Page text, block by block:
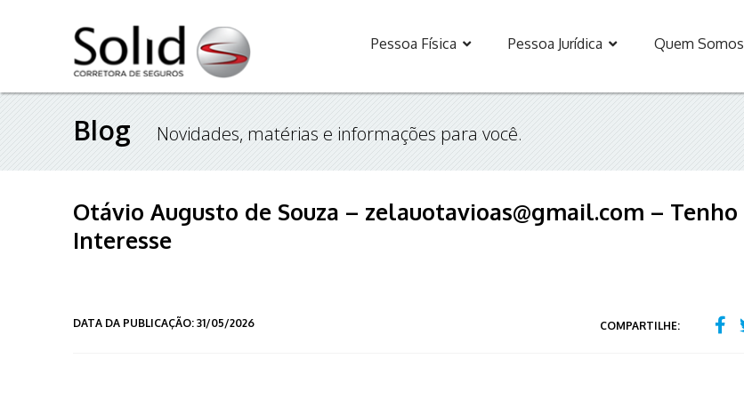
Pessoa Física Pessoa Jurídica Quem Somos
Blog Novidades, matérias e informações para você.
Otávio Augusto de Souza – zelauotavioas@gmail.com – Tenho
Interesse
DATA DA PUBLICAÇÃO: 31/05/2026 COMPARTILHE: